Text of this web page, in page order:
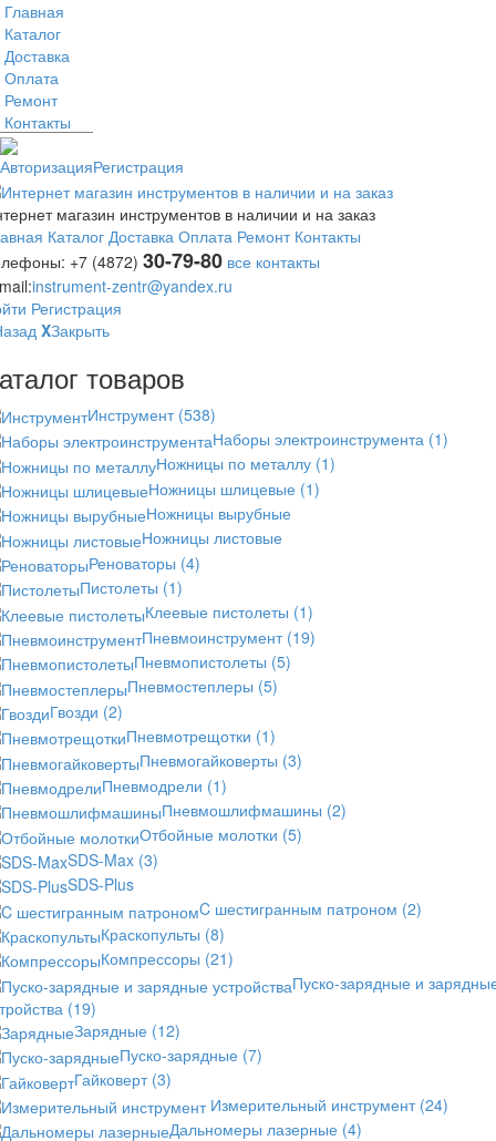
Главная
Каталог
Доставка
Оплата
Ремонт
Контакты
АвторизацияРегистрация
магазин инструментов в наличии и на заказ
Каталог Доставка Оплата Ремонт Контакты
+7 (4872) 30-79-80 все контакты
instrument-zentr@yandex.ru
Регистрация
XЗакрыть
товаров
Инструмент (538)
Наборы электроинструмента (1)
Ножницы по металлу (1)
Ножницы шлицевые (1)
Ножницы вырубные
Ножницы листовые
Реноваторы (4)
Пистолеты (1)
Клеевые пистолеты (1)
Пневмоинструмент (19)
Пневмопистолеты (5)
Пневмостеплеры (5)
Гвозди (2)
Пневмотрещотки (1)
Пневмогайковерты (3)
Пневмодрели (1)
Пневмошлифмашины (2)
Отбойные молотки (5)
SDS-Max (3)
SDS-Plus
C шестигранным патроном (2)
Краскопульты (8)
Компрессоры (21)
Пуско-зарядные и
(19)
Зарядные (12)
Пуско-зарядные (7)
Гайковерт (3)
Измерительный инструмент (24)
Дальномеры лазерные (4)